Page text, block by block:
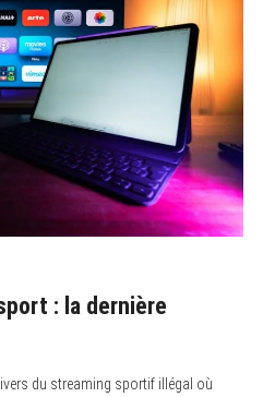
: la dernière
du streaming sportif illégal où